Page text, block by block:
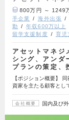
800万円 ～ 1249
手企業
海外出張
勤
年収600万以上
留学支援制度
育児
アセットマネジ
シング、アンダ
プランの策定、
【ポジション概要】
資家を主たる顧客とし
会社概要 国内及び